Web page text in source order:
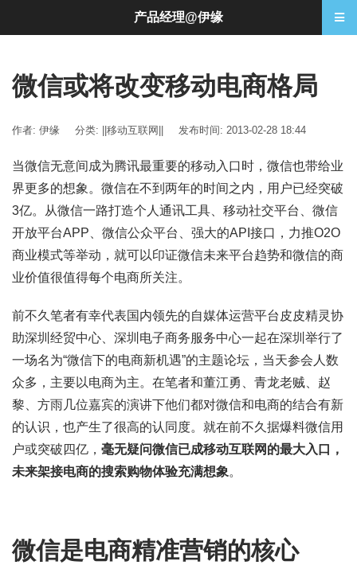
微信或将改变移动电商格局
作者: 伊缘 分类: ||移动互联网|| 发布时间: 2013-02-28 18:44
当微信无意间成为腾讯最重要的移动入口时，微信也带给业
界更多的想象。微信在不到两年的时间之内，用户已经突破
3亿。从微信一路打造个人通讯工具、移动社交平台、微信
开放平台APP、微信公众平台、强大的API接口，力推O2O
商业模式等举动，就可以印证微信未来平台趋势和微信的商
业价值很值得每个电商所关注。
前不久笔者有幸代表国内领先的自媒体运营平台皮皮精灵协
助深圳经贸中心、深圳电子商务服务中心一起在深圳举行了
一场名为“微信下的电商新机遇”的主题论坛，当天参会人数
众多，主要以电商为主。在笔者和董江勇、青龙老贼、赵
黎、方雨几位嘉宾的演讲下他们都对微信和电商的结合有新
的认识，也产生了很高的认同度。就在前不久据爆料微信用
户或突破四亿， 毫无疑问微信已成移动互联网的最大入口，
未来架接电商的搜索购物体验充满想象。
微信是电商精准营销的核心
产品经理@伊缘